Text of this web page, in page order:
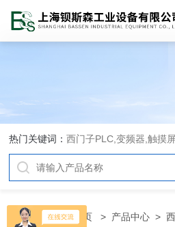
热门关键词：西门子PLC,变频器,触摸
当前位置：首页 > 产品中心 >